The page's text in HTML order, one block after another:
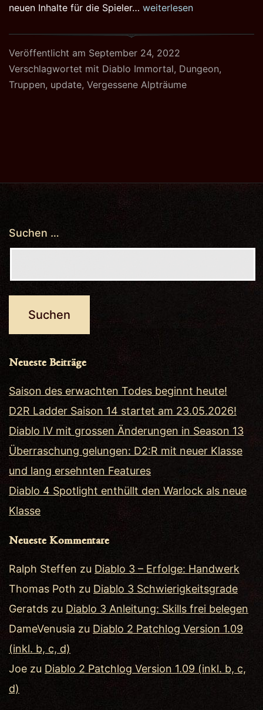
neuen Inhalte für die Spieler… Diablo
–
erstes
grosses
Update
weiterlesen
Veröffentlicht am September 24, 2022
Verschlagwortet mit Diablo Immortal, Dungeon,
Truppen, update, Vergessene Alpträume
Suchen …
Neueste Beiträge
Saison des erwachten Todes beginnt heute!
D2R Ladder Saison 14 startet am 23.05.2026!
Diablo IV mit grossen Änderungen in Season 13
Überraschung gelungen: D2:R mit neuer Klasse
und lang ersehnten Features
Diablo 4 Spotlight enthüllt den Warlock als neue
Klasse
Neueste Kommentare
Ralph Steffen zu Diablo 3 – Erfolge: Handwerk
Thomas Poth zu Diablo 3 Schwierigkeitsgrade
Geratds zu Diablo 3 Anleitung: Skills frei belegen
DameVenusia zu Diablo 2 Patchlog Version 1.09
(inkl. b, c, d)
Joe zu Diablo 2 Patchlog Version 1.09 (inkl. b, c,
d)